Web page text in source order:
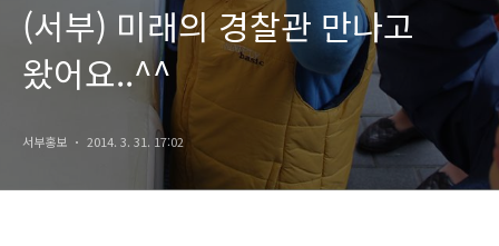
(서부) 미래의 경찰관 만나고
왔어요..^^
서부홍보 2014. 3. 31. 17:02